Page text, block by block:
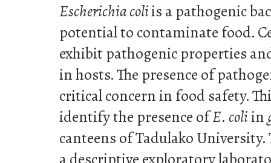
Escherichia coliis a pathogenic
potential to contaminate food.
exhibit pathogenic properties
in hosts. The presence of
critical concern in food safety.
identify the presence ofE. coliin
canteens of Tadulako University.